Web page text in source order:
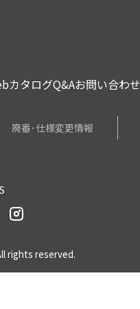
カタログQ&Aお問い合わせ
廃番･仕様変更情報
rights reserved.